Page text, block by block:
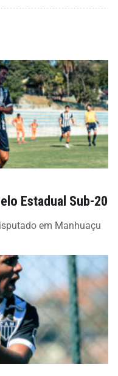
Estadual Sub-20
em Manhuaçu